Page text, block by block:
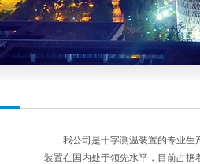
我公司是十字测温装置的专业生
装置在国内处于领先水平，目前占据